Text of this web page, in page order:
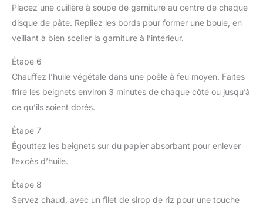
Placez une cuillère à soupe de garniture au centre de chaque
disque de pâte. Repliez les bords pour former une boule, en
veillant à bien sceller la garniture à l’intérieur.
Étape 6
Chauffez l’huile végétale dans une poêle à feu moyen. Faites
frire les beignets environ 3 minutes de chaque côté ou jusqu’à
ce qu’ils soient dorés.
Étape 7
Égouttez les beignets sur du papier absorbant pour enlever
l’excès d’huile.
Étape 8
Servez chaud, avec un filet de sirop de riz pour une touche